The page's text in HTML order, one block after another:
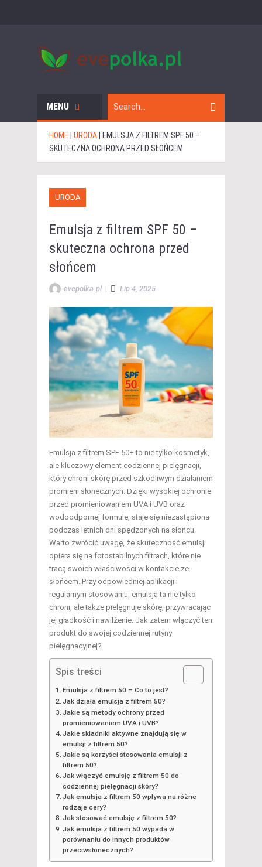
MENU
HOME | URODA| EMULSJA Z FILTREM SPF 50 –
SKUTECZNA OCHRONA PRZED SŁOŃCEM
URODA
Emulsja z filtrem SPF 50 –
skuteczna ochrona przed
słońcem
evepolka.pl | Lip 4, 2025
Emulsja z filtrem SPF 50+ to nie tylko kosmetyk,
ale kluczowy element codziennej pielęgnacji,
który chroni skórę przed szkodliwym działaniem
promieni słonecznych. Dzięki wysokiej ochronie
przed promieniowaniem UVA i UVB oraz
wodoodpornej formule, staje się niezastąpiona
podczas letnich dni spędzonych na słońcu.
Warto zwrócić uwagę, że skuteczność emulsji
opiera się na fotostabilnych filtrach, które nie
tracą swoich właściwości w kontakcie ze
słońcem. Przy odpowiedniej aplikacji i
regularnym stosowaniu, emulsja ta nie tylko
chroni, ale także pielęgnuje skórę, przywracając
jej gładkość i nawilżenie. Jak zatem włączyć ten
produkt do swojej codziennej rutyny
pielęgnacyjnej?
Spis treści
Emulsja z filtrem 50 – Co to jest?
Jak działa emulsja z filtrem 50?
Jakie są metody ochrony przed
promieniowaniem UVA i UVB?
Jakie składniki aktywne znajdują się w
emulsji z filtrem 50?
Jakie są korzyści stosowania emulsji z
filtrem 50?
Jak włączyć emulsję z filtrem 50 do
codziennej pielęgnacji skóry?
Jak emulsja z filtrem 50 wpływa na różne
rodzaje cery?
Jak stosować emulsję z filtrem 50?
Jak emulsja z filtrem 50 wypada w
porównaniu do innych produktów
przeciwsłonecznych?